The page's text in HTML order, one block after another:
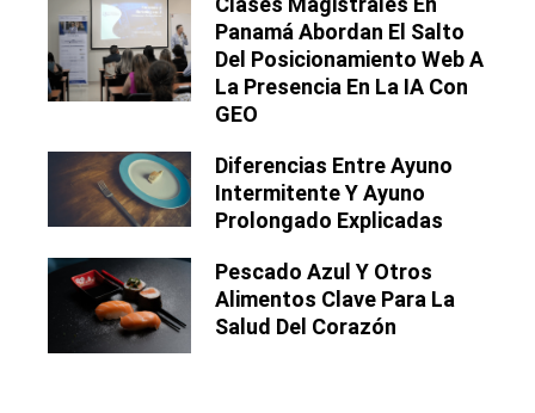
Panamá Abordan El Salto
Del Posicionamiento Web A
La Presencia En La IA Con
GEO
Diferencias Entre Ayuno
Intermitente Y Ayuno
Prolongado Explicadas
Pescado Azul Y Otros
Alimentos Clave Para La
Salud Del Corazón